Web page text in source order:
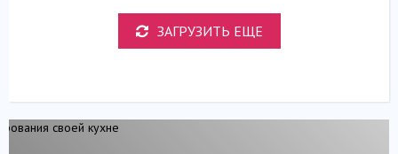
ЗАГРУЗИТЬ ЕЩЕ